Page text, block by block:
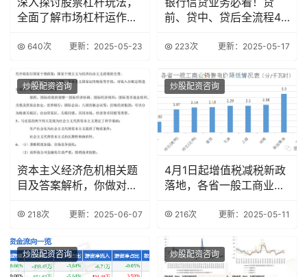
全面了解市场杠杆运作机
640次 更新：2025-05-23
前、贷中、贷后全流程47
223次 更新：2025-05-17
炒股配资咨询
资本主义经济危机相关题
目及答案解析，你做对了
218次 更新：2025-06-07
炒股配资咨询
4月1日起增值税减税新政
落地，各省一般工商业销
216次 更新：2025-05-11
炒股配资咨询 炒股配资咨询